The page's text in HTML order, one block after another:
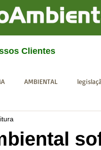
Clientes
AMBIENTAL